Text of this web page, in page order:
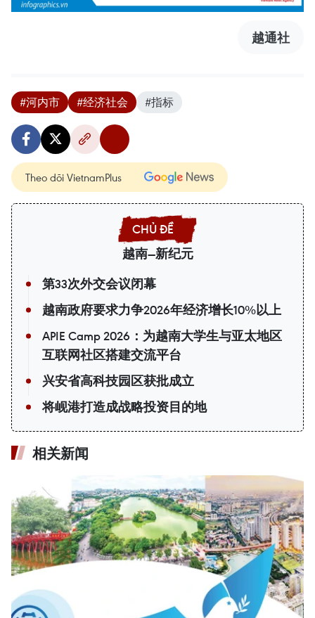
越通社
#河内市 #经济社会 #指标
Theo dõi VietnamPlus
越南—新纪元
第33次外交会议闭幕
越南政府要求力争2026年经济增长10%以上
APIE Camp 2026：为越南大学生与亚太地区
互联网社区搭建交流平台
兴安省高科技园区获批成立
将岘港打造成战略投资目的地
相关新闻